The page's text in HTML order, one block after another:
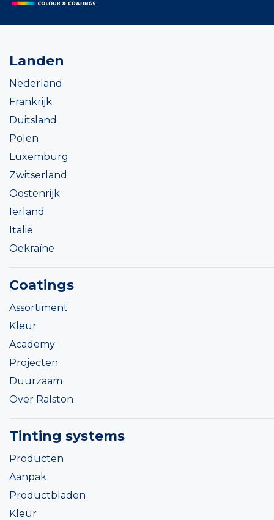
Landen
Nederland
Frankrijk
Duitsland
Polen
Luxemburg
Zwitserland
Oostenrijk
Ierland
Italië
Oekraïne
Coatings
Assortiment
Kleur
Academy
Projecten
Duurzaam
Over Ralston
Tinting systems
Producten
Aanpak
Productbladen
Kleur